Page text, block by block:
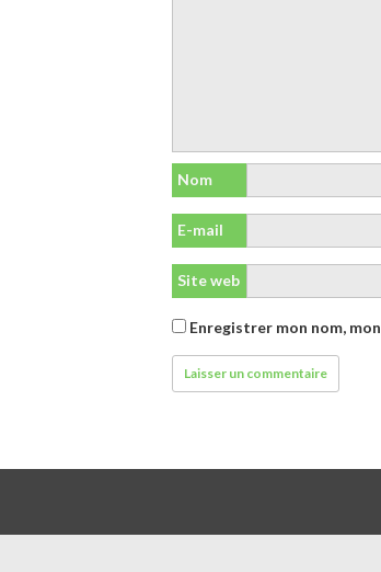
Nom
E-mail
Site web
Enregistrer mon nom,